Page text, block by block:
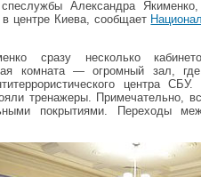
спеслужбы Александра
центре Киева, сообщает
сразу несколько
комната — огромный зал,
центра
тренажеры. Примечательно,
покрытиями. Переходы